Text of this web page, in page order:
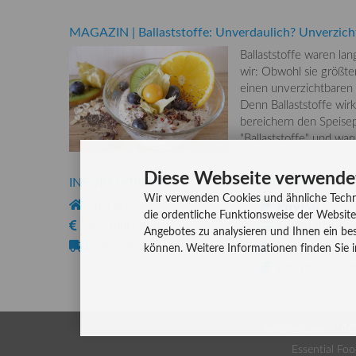
MAGAZIN | Ballaststoffe: Unverdaulich?
Ballaststoffe waren
wir: Obwohl sie
einen
Denn Ballaststoffe
bereichern den
"Ballaststoffe" und
INFORMATIONEN
Versandkosten
Lieferzeiten
ZAHLUNG
Kreditkarte
Rechnung,
Essential
Diese Webseite
Wir verwenden Cookies und ähnliche
die ordentliche Funktionsweise der
Angebotes zu analysieren und Ihnen ein
können. Weitere Informationen finden Sie